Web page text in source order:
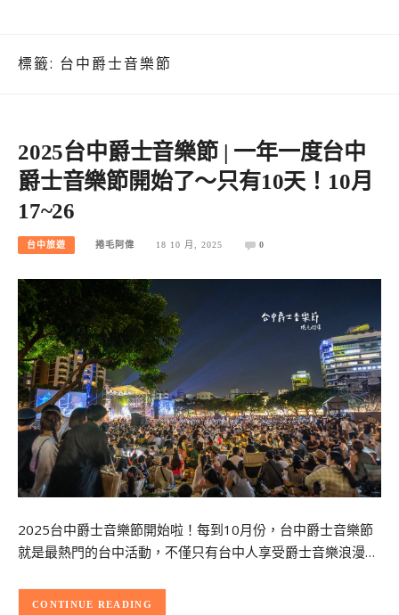
標籤: 台中爵士音樂節
2025台中爵士音樂節 | 一年一度台中
爵士音樂節開始了～只有10天！10月
17~26
台中旅遊 捲毛阿偉 18 10 月, 2025 0
2025台中爵士音樂節開始啦！每到10月份，台中爵士音樂節
就是最熱門的台中活動，不僅只有台中人享受爵士音樂浪漫…
CONTINUE READING